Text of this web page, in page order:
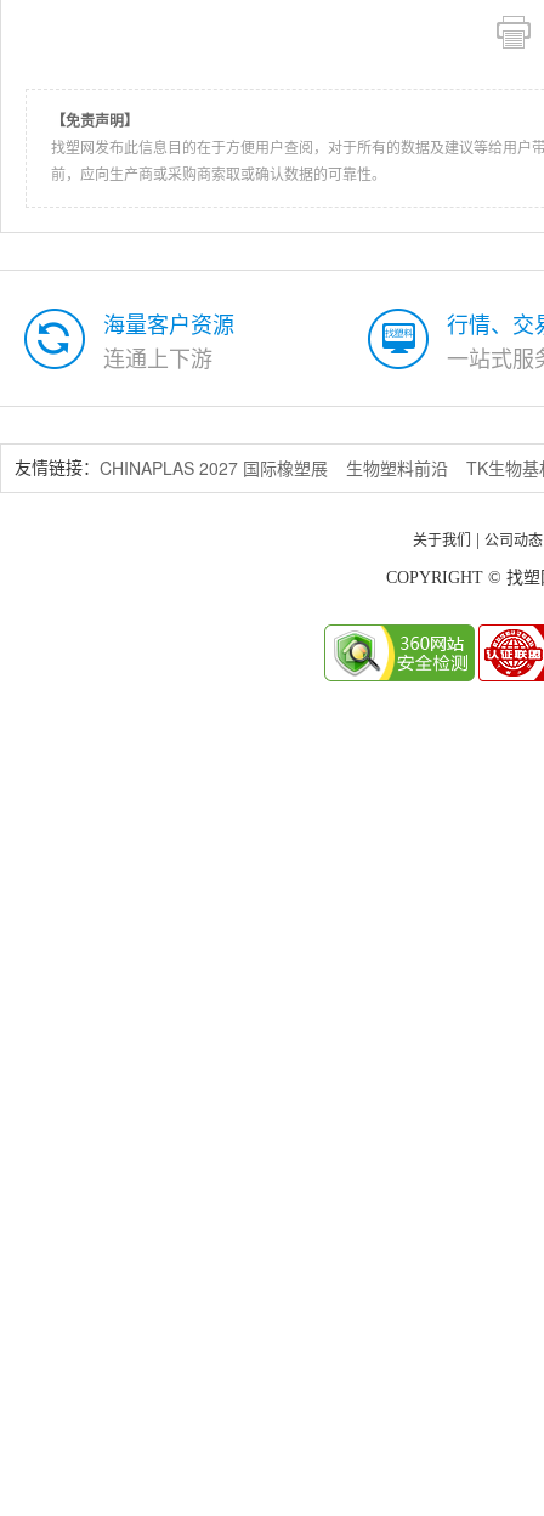
【免责声明】
找塑网发布此信息目的在于方便用户查阅，对于所有的数据及建议等给用
前，应向生产商或采购商索取或确认数据的可靠性。
海量客户资源
连通上下游
行情、交
一站式服
友情链接： CHINAPLAS 2027 国际橡塑展 生物塑料前沿 TK生物
关于我们 公司动态
COPYRIGHT © 找塑